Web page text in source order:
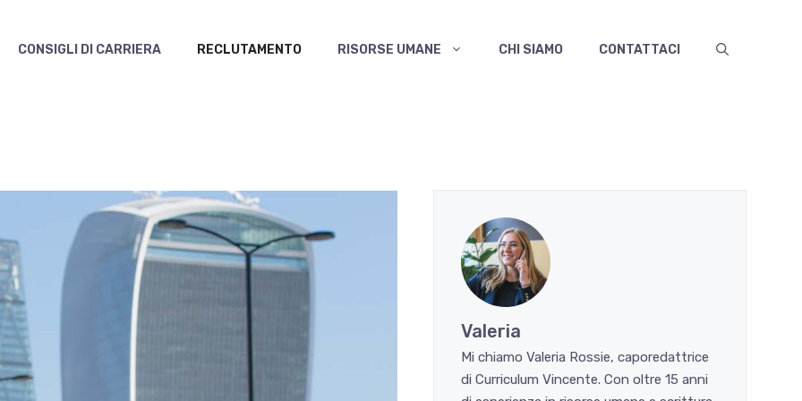
CONSIGLI DI CARRIERA RECLUTAMENTO RISORSE UMANE CHI SIAMO CONTATTACI
Valeria
Mi chiamo Valeria Rossie, caporedattrice
di Curriculum Vincente. Con oltre 15 anni